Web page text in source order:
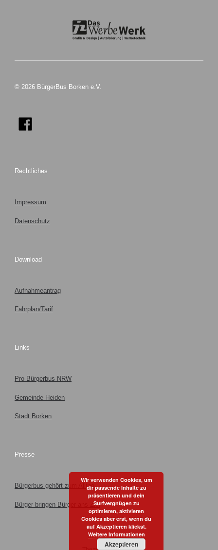
© 2026 BürgerBus Borken e.V.
Rechtliches
Impressum
Datenschutz
Download
Aufnahmeantrag
Fahrplan/Tarif
Links
Pro Bürgerbus NRW
Gemeinde Heiden
Stadt Borken
Presse
Bürgerbus gehört zum Alltag
Bürger bringen Bürger ans Ziel
Wir verwenden Cookies, um
dir passende Inhalte zu
präsentieren und dein
Surfvergnügen zu
optimieren, aktivieren
Cookies aber erst, wenn du
auf Akzeptieren klickst.
Weitere Informationen
Akzeptieren